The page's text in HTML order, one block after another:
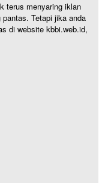
terus menyaring iklan
Tetapi jika anda
di website kbbi.web.id,